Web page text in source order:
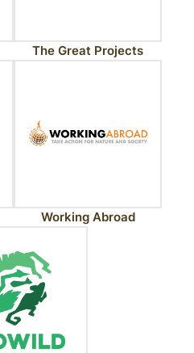
The Great Projects
Working Abroad